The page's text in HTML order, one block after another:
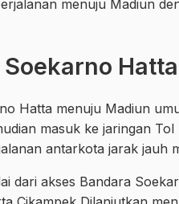
menuju Madiun
Hatta menuju Madiun
masuk ke jaringan
antarkota jarak jauh
dari akses Bandara